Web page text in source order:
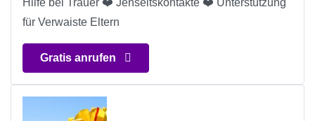
Hilfe bei Trauer ❤️ Jenseitskontakte ❤️ Unterstützung
für Verwaiste Eltern
Gratis anrufen